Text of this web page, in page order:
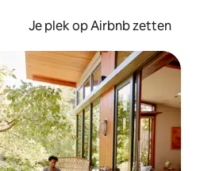
Je plek op Airbnb zetten